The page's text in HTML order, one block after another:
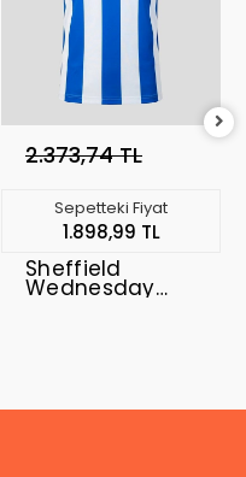
2.373,74 TL
Sepetteki Fiyat
1.898,99 TL
Sheffield
Wednesday